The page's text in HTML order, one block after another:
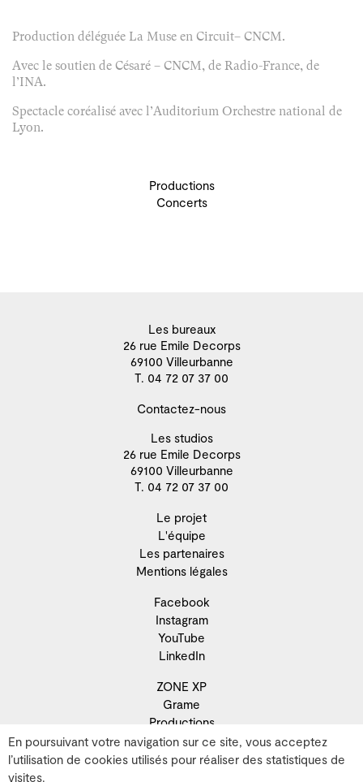
En poursuivant votre navigation sur ce site, vous acceptez
l’utilisation de cookies utilisés pour réaliser des statistiques de
visites.
Production déléguée La Muse en Circuit– CNCM.
Avec le soutien de Césaré – CNCM, de Radio-France, de
l’INA.
Spectacle coréalisé avec l’Auditorium Orchestre national de
Lyon.
Productions
Concerts
Les bureaux
26 rue Emile Decorps
69100 Villeurbanne
T. 04 72 07 37 00
Contactez-nous
Les studios
26 rue Emile Decorps
69100 Villeurbanne
T. 04 72 07 37 00
Le projet
L'équipe
Les partenaires
Mentions légales
Facebook
Instagram
YouTube
LinkedIn
ZONE XP
Grame
Productions
Résidence
Recherche